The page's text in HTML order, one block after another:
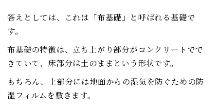
答えとしては、これは「布基礎」と呼ばれる基礎で
す。
布基礎の特徴は、立ち上がり部分がコンクリートでで
きていて、床部分は土のままという形状です。
もちろん、土部分には地面からの湿気を防ぐための防
湿フィルムを敷きます。